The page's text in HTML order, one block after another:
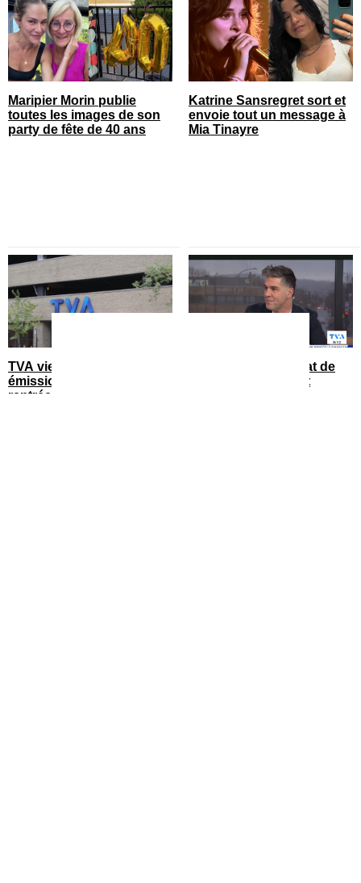
Maripier Morin publie
toutes les images de son
party de fête de 40 ans
Katrine Sansregret sort et
envoie tout un message à
Mia Tinayre
TVA vient d’annoncer une
émission spéciale pour la
rentrée
Déjà la fin du mandat de
Mathieu Roy à Salut